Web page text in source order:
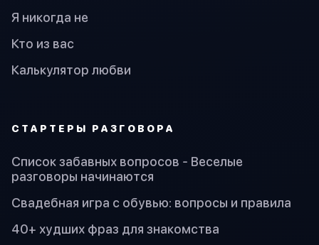
Я никогда не
Кто из вас
Калькулятор любви
СТАРТЕРЫ РАЗГОВОРА
Список забавных вопросов - Веселые
разговоры начинаются
Свадебная игра с обувью: вопросы и правила
40+ худших фраз для знакомства